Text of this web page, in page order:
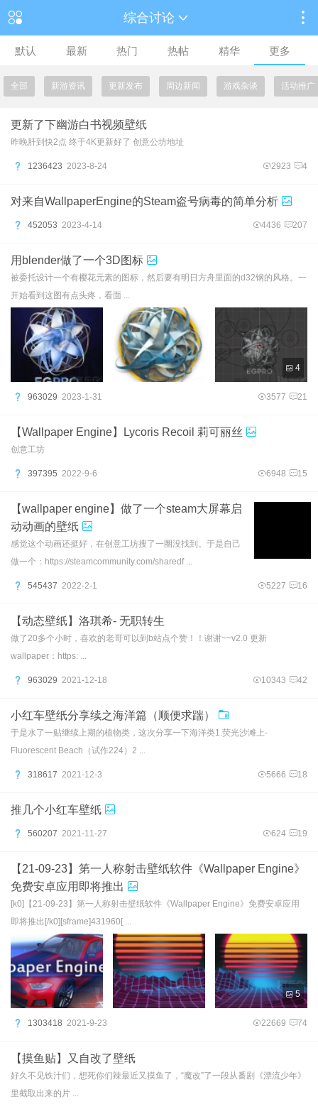
综合讨论
默认 最新 热门 热帖 精华 更多
全部 新游资讯 更新发布 周边新闻 游戏杂谈 活动推广
更新了下幽游白书视频壁纸
昨晚肝到快2点 终于4K更新好了 创意公坊地址
1236423 2023-8-24 2923 4
对来自WallpaperEngine的Steam盗号病毒的简单分析
452053 2023-4-14 4436 207
用blender做了一个3D图标
被委托设计一个有樱花元素的图标，然后要有明日方舟里面的d32钢的风格。一
开始看到这图有点头疼，看面 ...
4
963029 2023-1-31 3577 21
【Wallpaper Engine】Lycoris Recoil 莉可丽丝
创意工坊
397395 2022-9-6 6948 15
【wallpaper engine】做了一个steam大屏幕启
动动画的壁纸
感觉这个动画还挺好，在创意工坊搜了一圈没找到。于是自己
做一个：https://steamcommunity.com/sharedf ...
545437 2022-2-1 5227 16
【动态壁纸】洛琪希- 无职转生
做了20多个小时，喜欢的老哥可以到b站点个赞！！谢谢~~v2.0 更新
wallpaper：https: ...
963029 2021-12-18 10343 42
小红车壁纸分享续之海洋篇（顺便求踹）
于是水了一贴继续上期的植物类，这次分享一下海洋类1.荧光沙滩上-
Fluorescent Beach（试作224）2 ...
318617 2021-12-3 5666 18
推几个小红车壁纸
560207 2021-11-27 624 19
【21-09-23】第一人称射击壁纸软件《Wallpaper Engine》
免费安卓应用即将推出
[k0]【21-09-23】第一人称射击壁纸软件《Wallpaper Engine》免费安卓应用
即将推出[/k0][sframe]431960[ ...
5
1303418 2021-9-23 22669 74
【摸鱼贴】又自改了壁纸
好久不见铁汁们，想死你们辣最近又摸鱼了，“魔改”了一段从番剧《漂流少年》
里截取出来的片 ...